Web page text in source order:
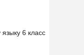
6 класс